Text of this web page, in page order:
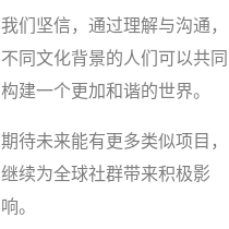
我们坚信，通过理解与沟通，
不同文化背景的人们可以共同
构建一个更加和谐的世界。
期待未来能有更多类似项目，
继续为全球社群带来积极影
响。